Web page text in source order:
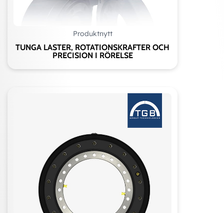
Produktnytt
TUNGA LASTER, ROTATIONSKRAFTER OCH
PRECISION I RÖRELSE